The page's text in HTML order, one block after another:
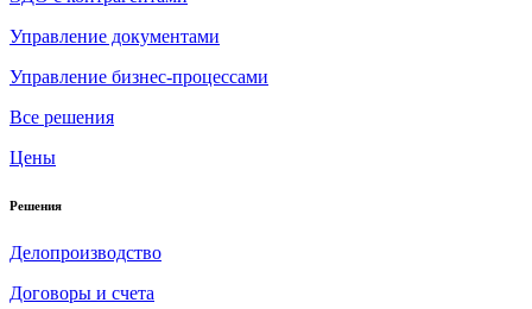
Управление документами
Управление бизнес-процессами
Все решения
Цены
Решения
Делопроизводство
Договоры и счета